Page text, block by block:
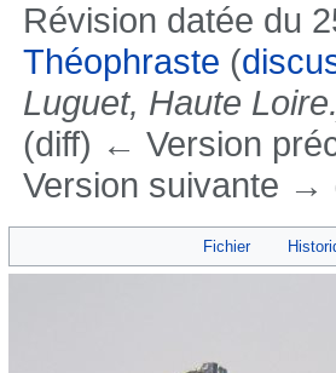
Révision datée du
Théophraste (
Luguet, Haute
(diff) ← Version
Version suivante →
Fichier